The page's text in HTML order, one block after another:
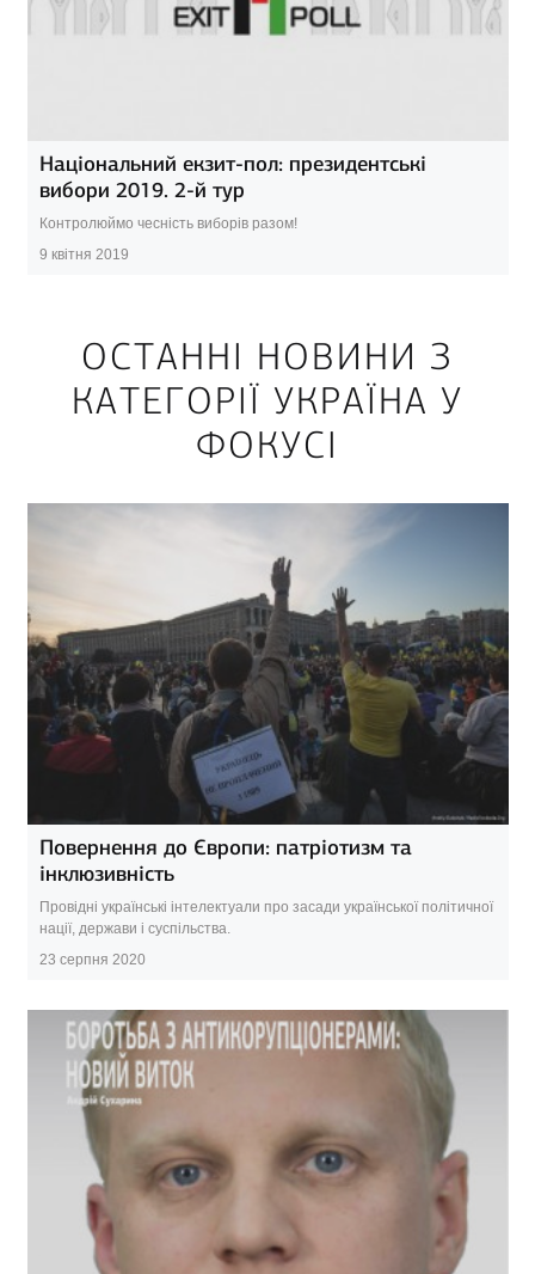
Національний екзит-пол: президентські
вибори 2019. 2-й тур
Контролюймо чесність виборів разом!
9 квітня 2019
ОСТАННІ НОВИНИ З
КАТЕГОРІЇ УКРАЇНА У
ФОКУСІ
Повернення до Європи: патріотизм та
інклюзивність
Провідні українські інтелектуали про засади української політичної
нації, держави і суспільства.
23 серпня 2020